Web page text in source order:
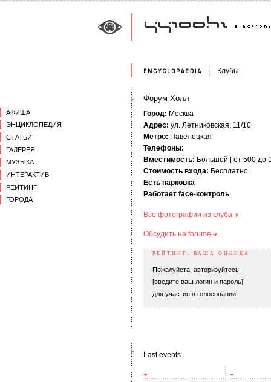
АФИША
ЭНЦИКЛОПЕДИЯ
СТАТЬИ
ГАЛЕРЕЯ
МУЗЫКА
ИНТЕРАКТИВ
РЕЙТИНГ
ГОРОДА
Клубы
Форум Холл
Город: Москва
Адрес: ул. Летниковская, 11/10
Метро: Павелецкая
Телефоны:
Вместимость: Большой [ от 500 до
Стоимость входа: Бесплатно
Есть парковка
Работает face-контроль
Все фотографии из клуба
Обсудить на forumе
РЕЙТИНГ: ВАША ОЦЕНКА
Пожалуйста, авторизуйтесь
[введите ваш логин и пароль]
для участия в голосовании!
Last events